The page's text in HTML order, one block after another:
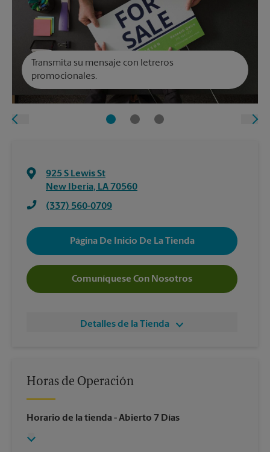
Transmita su mensaje con letreros
promocionales.
925 S Lewis St
New Iberia, LA 70560
(337) 560-0709
Página De Inicio De La Tienda
Comuníquese Con Nosotros
Detalles de la Tienda
Horas de Operación
Horario de la tienda - Abierto 7 Días